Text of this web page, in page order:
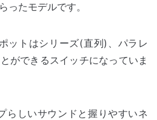
ったモデルです。
ットはシリーズ(直列)、パラレ
ができるスイッチになっていま
らしいサウンドと握りやすいネ